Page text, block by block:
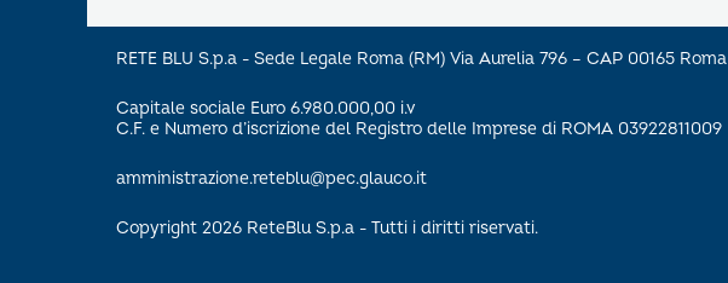
RETE BLU S.p.a - Sede Legale Roma (RM) Via Aurelia 796 – CAP 00165 Roma
Capitale sociale Euro 6.980.000,00 i.v
C.F. e Numero d’iscrizione del Registro delle Imprese di ROMA 03922811009
amministrazione.reteblu@pec.glauco.it
Copyright 2026 ReteBlu S.p.a - Tutti i diritti riservati.